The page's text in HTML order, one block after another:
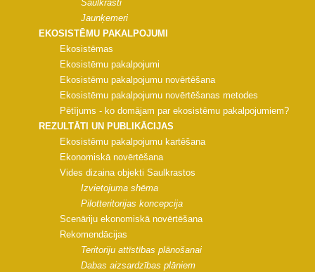
Saulkrasti
Jaunķemeri
EKOSISTĒMU PAKALPOJUMI
Ekosistēmas
Ekosistēmu pakalpojumi
Ekosistēmu pakalpojumu novērtēšana
Ekosistēmu pakalpojumu novērtēšanas metodes
Pētījums - ko domājam par ekosistēmu pakalpojumiem?
REZULTĀTI UN PUBLIKĀCIJAS
Ekosistēmu pakalpojumu kartēšana
Ekonomiskā novērtēšana
Vides dizaina objekti Saulkrastos
Izvietojuma shēma
Pilotteritorijas koncepcija
Scenāriju ekonomiskā novērtēšana
Rekomendācijas
Teritoriju attīstības plānošanai
Dabas aizsardzības plāniem